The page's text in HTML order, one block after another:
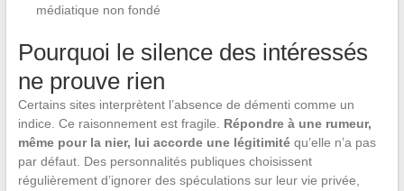
médiatique non fondé
Pourquoi le silence des intéressés
ne prouve rien
Certains sites interprètent l’absence de démenti comme un
indice. Ce raisonnement est fragile. Répondre à une rumeur,
même pour la nier, lui accorde une légitimitéqu’elle n’a pas
par défaut. Des personnalités publiques choisissent
régulièrement d’ignorer des spéculations sur leur vie privée,